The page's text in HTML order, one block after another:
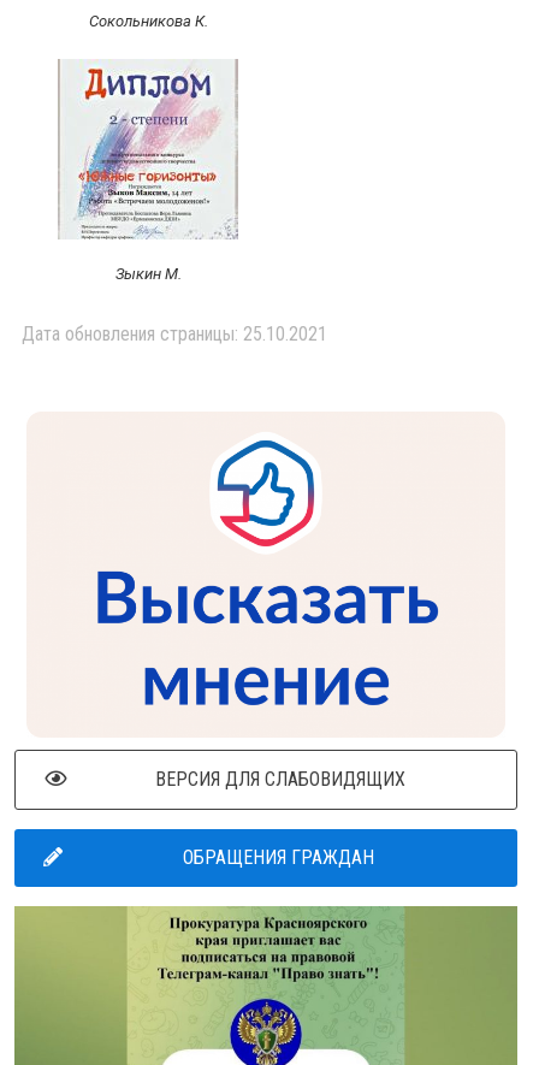
Сокольникова К.
Зыкин М.
Дата обновления страницы: 25.10.2021
ВЕРСИЯ ДЛЯ СЛАБОВИДЯЩИХ
ОБРАЩЕНИЯ ГРАЖДАН